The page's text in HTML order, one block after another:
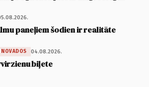
paneļiem šodien ir realitāte
04.08.2026.
biļete